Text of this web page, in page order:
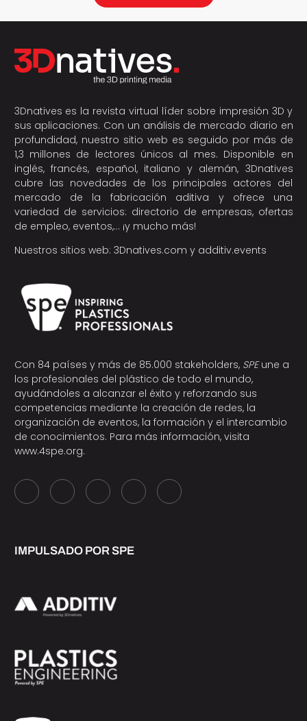
3Dnatives es la revista virtual líder sobre impresión 3D y
sus aplicaciones. Con un análisis de mercado diario en
profundidad, nuestro sitio web es seguido por más de
1,3 millones de lectores únicos al mes. Disponible en
inglés, francés, español, italiano y alemán, 3Dnatives
cubre las novedades de los principales actores del
mercado de la fabricación aditiva y ofrece una
variedad de servicios: directorio de empresas, ofertas
de empleo, eventos,… ¡y mucho más!
Nuestros sitios web: 3Dnatives.com y additiv.events
Con 84 países y más de 85.000 stakeholders, SPEune a
los profesionales del plástico de todo el mundo,
ayudándoles a alcanzar el éxito y reforzando sus
competencias mediante la creación de redes, la
organización de eventos, la formación y el intercambio
de conocimientos. Para más información, visita
www.4spe.org.
IMPULSADO POR SPE